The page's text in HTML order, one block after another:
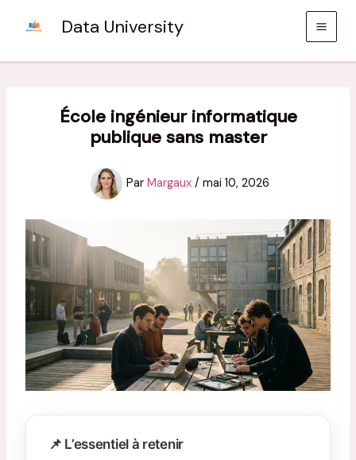
Data University
École ingénieur informatique
publique sans master
Par Margaux / mai 10, 2026
📌 L’essentiel à retenir